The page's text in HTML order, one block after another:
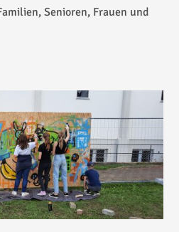
Senioren, Frauen und